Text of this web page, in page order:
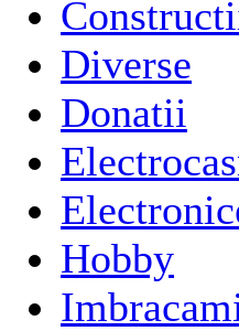
Diverse
Donatii
Hobby